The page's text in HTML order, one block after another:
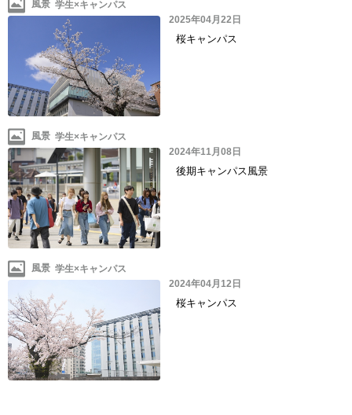
風景
桜キャンパス
2025年04月22日
風景
後期キャンパス風景
2024年11月08日
風景
桜キャンパス
2024年04月12日